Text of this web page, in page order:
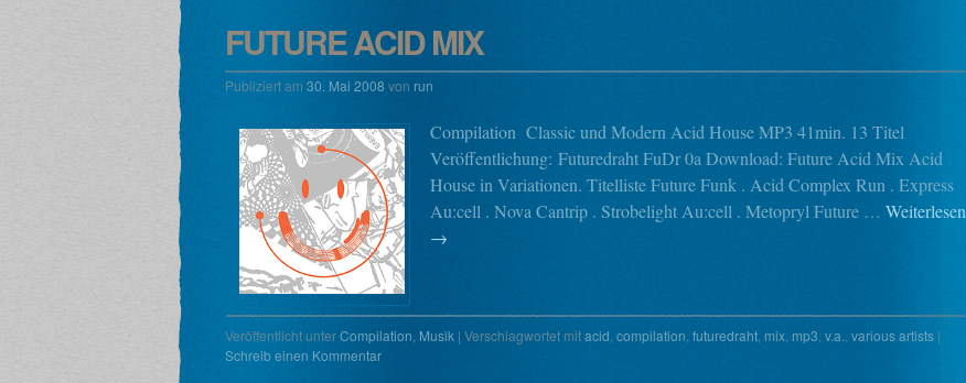
FUTURE ACID MIX
Publiziert am 30. Mai 2008 von run
Compilation Classic und Modern Acid House MP3 41min. 13 Titel
Veröffentlichung: Futuredraht FuDr 0a Download: Future Acid Mix Acid
House in Variationen. Titelliste Future Funk . Acid Complex Run . Express
Au:cell . Nova Cantrip . Strobelight Au:cell . Metopryl Future … Weiterlesen
→
Veröffentlicht unterCompilation Musik | Verschlagwortet mitacid compilation futuredraht mix mp3 v.a. various artists |
Schreib einen Kommentar